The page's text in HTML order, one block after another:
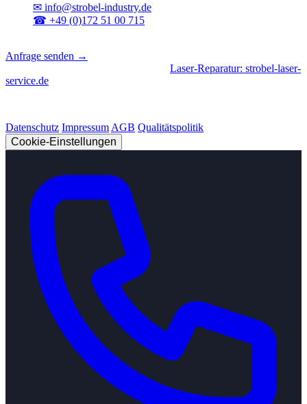
✉ info@strobel-industry.de
☎ +49 (0)172 51 00 715
Anfrage senden →
Laser-Reparatur: strobel-laser-
service.de
Datenschutz Impressum AGB Qualitätspolitik
Cookie-Einstellungen